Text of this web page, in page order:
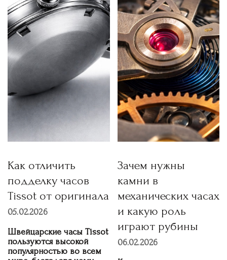
Как отличить
подделку часов
Tissot от оригинала
05.02.2026
Швейцарские часы Tissot
пользуются высокой
популярностью во всем
Зачем нужны
камни в
механических часах
и какую роль
играют рубины
06.02.2026